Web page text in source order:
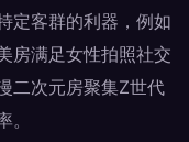
定客群的利器，例如
房满足女性拍照社交
二次元房聚集Z世代